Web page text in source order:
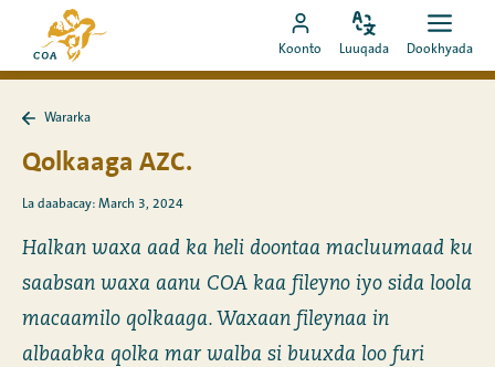
ah
booqo
tusmada
bogga
hore
MyCOA
Booqo
akoonka
Koonto
Bedel
Luuqada
Fur
Dookhyada
Wararka
Wararka
Qolkaaga AZC.
La daabacay: March 3, 2024
Halkan waxa aad ka heli doontaa macluumaad ku
saabsan waxa aanu COA kaa fileyno iyo sida loola
macaamilo qolkaaga. Waxaan fileynaa in
albaabka qolka mar walba si buuxda loo furi